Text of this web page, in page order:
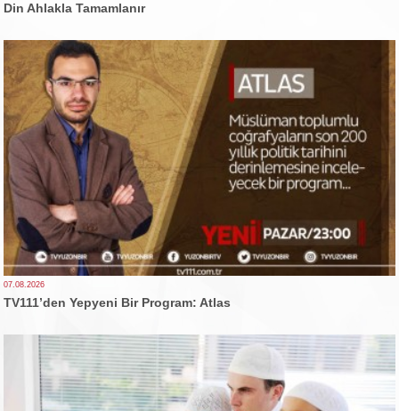
Din Ahlakla Tamamlanır
07.08.2026
TV111’den Yepyeni Bir Program: Atlas